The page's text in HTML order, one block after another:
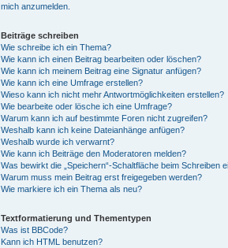
mich anzumelden.
Beiträge schreiben
Wie schreibe ich ein Thema?
Wie kann ich einen Beitrag bearbeiten oder löschen?
Wie kann ich meinem Beitrag eine Signatur anfügen?
Wie kann ich eine Umfrage erstellen?
Wieso kann ich nicht mehr Antwortmöglichkeiten erstellen?
Wie bearbeite oder lösche ich eine Umfrage?
Warum kann ich auf bestimmte Foren nicht zugreifen?
Weshalb kann ich keine Dateianhänge anfügen?
Weshalb wurde ich verwarnt?
Wie kann ich Beiträge den Moderatoren melden?
Was bewirkt die „Speichern“-Schaltfläche beim Schreiben
Warum muss mein Beitrag erst freigegeben werden?
Wie markiere ich ein Thema als neu?
Textformatierung und Thementypen
Was ist BBCode?
Kann ich HTML benutzen?